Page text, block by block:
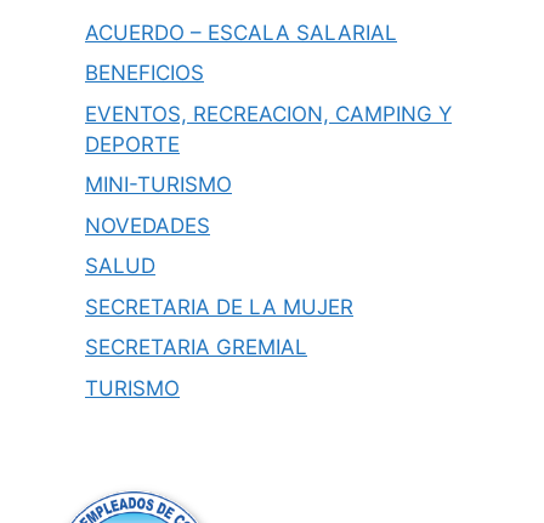
ACUERDO – ESCALA SALARIAL
BENEFICIOS
EVENTOS, RECREACION, CAMPING Y
DEPORTE
MINI-TURISMO
NOVEDADES
SALUD
SECRETARIA DE LA MUJER
SECRETARIA GREMIAL
TURISMO